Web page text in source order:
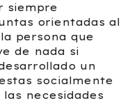
siempre
orientadas al
persona que
de nada si
un
socialmente
necesidades